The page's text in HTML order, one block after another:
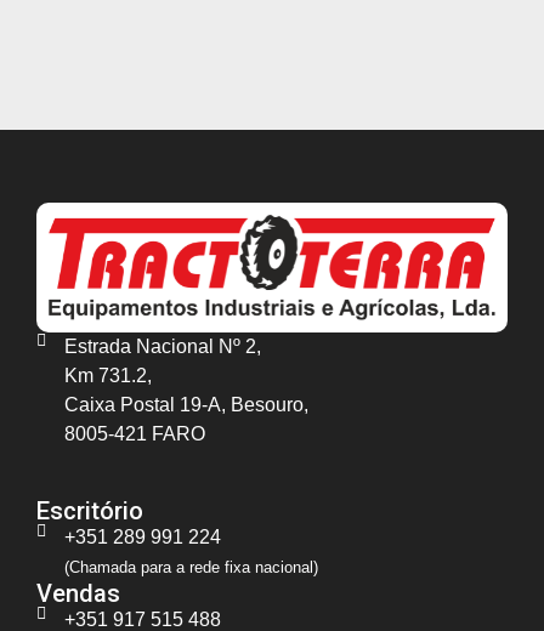
Estrada Nacional Nº 2,
Km 731.2,
Caixa Postal 19-A, Besouro,
8005-421 FARO
Escritório
+351 289 991 224
(Chamada para a rede fixa nacional)
Vendas
+351 917 515 488